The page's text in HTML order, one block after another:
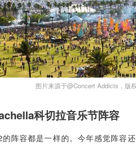
图片来源于@Concert Addicts，版
科切拉音乐节阵容
阵容都是一样的。今年感觉阵容还